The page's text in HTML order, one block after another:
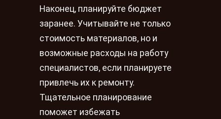
Наконец, планируйте бюджет
заранее. Учитывайте не только
стоимость материалов, но и
возможные расходы на работу
специалистов, если планируете
привлечь их к ремонту.
Тщательное планирование
поможет избежать